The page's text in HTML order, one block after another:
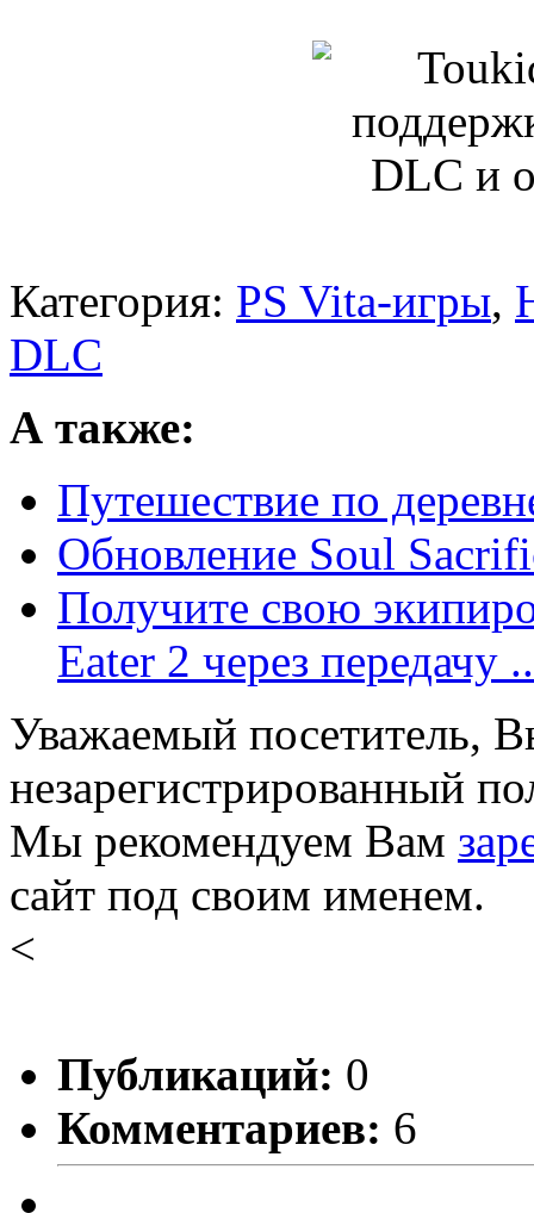
Категория: PS Vita-игры,
DLC
А также:
Путешествие по
Обновление Soul
Получите свою
Eater 2 через передачу
Уважаемый посетитель,
незарегистрированный
Мы рекомендуем Вам
сайт под своим именем.
<
Публикаций: 0
Комментариев: 6